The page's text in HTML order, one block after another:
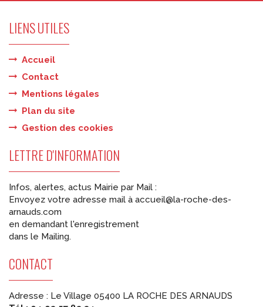
LIENS UTILES
Accueil
Contact
Mentions légales
Plan du site
Gestion des cookies
LETTRE D'INFORMATION
Infos, alertes, actus Mairie par Mail :
Envoyez votre adresse mail à accueil@la-roche-des-
arnauds.com
en demandant l'enregistrement
dans le Mailing.
CONTACT
Adresse : Le Village 05400 LA ROCHE DES ARNAUDS